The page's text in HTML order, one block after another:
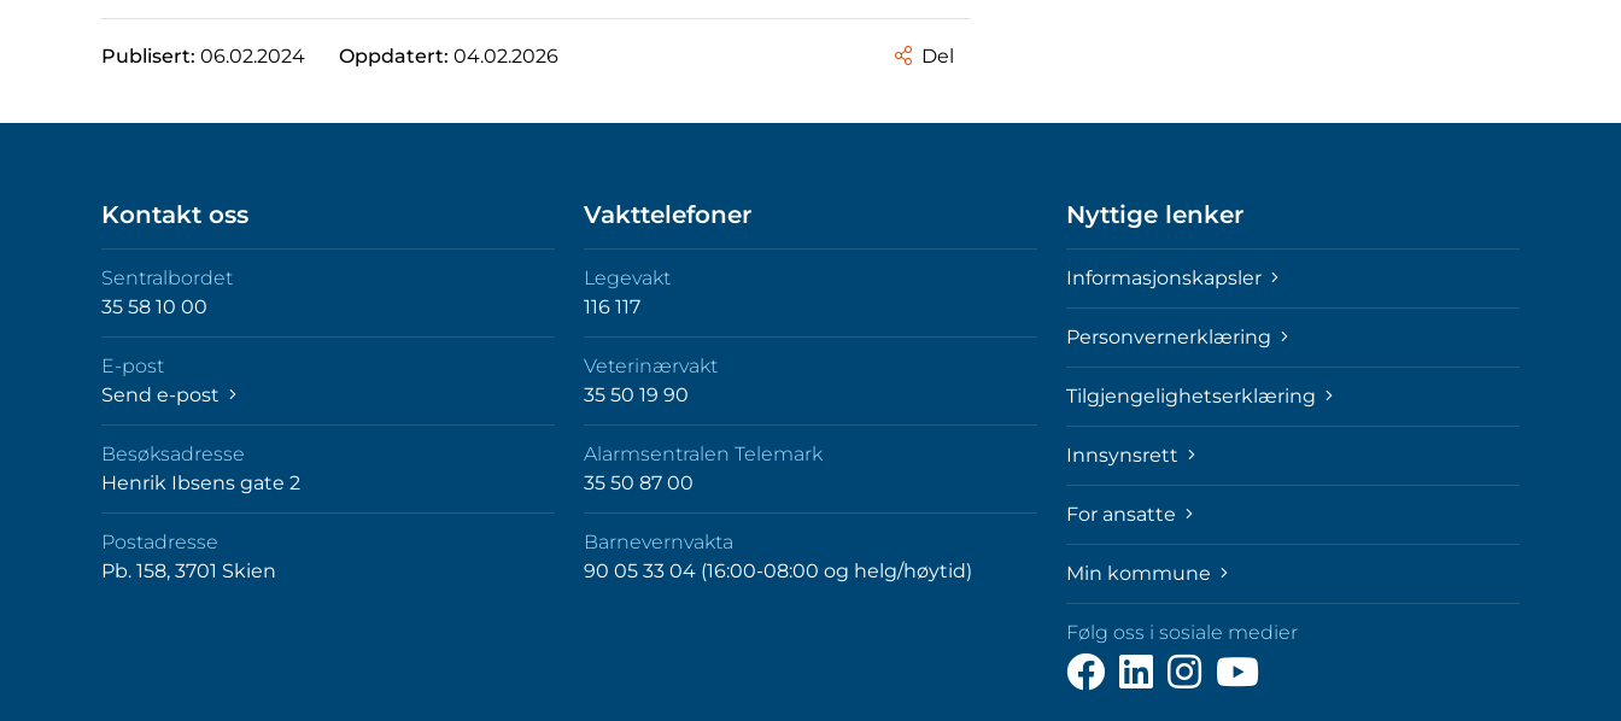
Publisert: 06.02.2024 Oppdatert: 04.02.2026 Del
Kontakt oss
Sentralbordet
35 58 10 00
E-post
Send e-post
Besøksadresse
Henrik Ibsens gate 2
Postadresse
Pb. 158, 3701 Skien
Vakttelefoner
Legevakt
116 117
Veterinærvakt
35 50 19 90
Alarmsentralen Telemark
35 50 87 00
Barnevernvakta
90 05 33 04 (16:00-08:00 og helg/høytid)
Nyttige lenker
Informasjonskapsler
Personvernerklæring
Tilgjengelighetserklæring
Innsynsrett
For ansatte
Min kommune
Følg oss i sosiale medier
Følg
oss
Følg
oss
Følg
oss
Følg
oss